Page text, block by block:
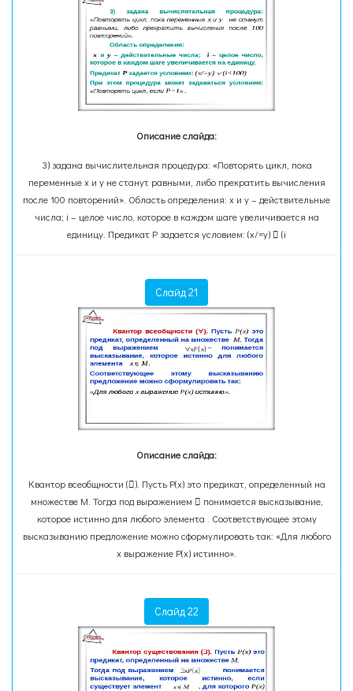
Описание слайда:
3) задана вычислительная процедура: «Повторять цикл, пока
переменные х и у не станут равными, либо прекратить вычисления
после 100 повторений». Область определения: х и у – действительные
числа; i – целое число, которое в каждом шаге увеличивается на
единицу. Предикат Р задается условием: (x/=y)  (i
Слайд 21
Описание слайда:
Квантор всеобщности (). Пусть P(x) это предикат, определенный на
множестве М. Тогда под выражением  понимается высказывание,
которое истинно для любого элемента . Соответствующее этому
высказыванию предложение можно сформулировать так: «Для любого
х выражение Р(х) истинно».
Слайд 22